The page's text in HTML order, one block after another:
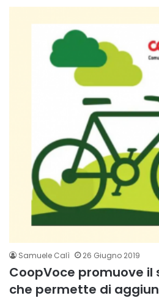
Samuele Calì 26 Giugno 2019
CoopVoce promuove il
che permette di